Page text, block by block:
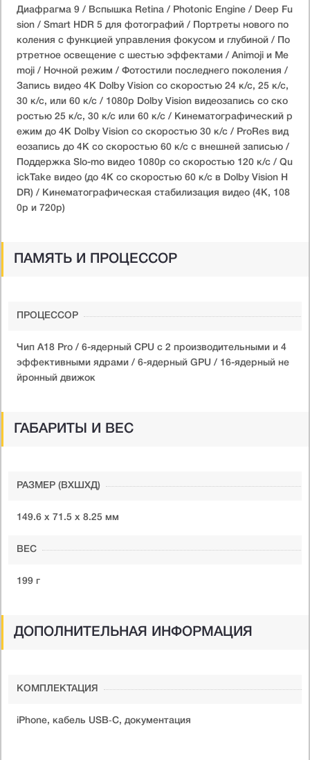
Диафрагма 9 / Вспышка Retina / Photonic Engine / Deep Fu
sion / Smart HDR 5 для фотографий / Портреты нового по
коления с функцией управления фокусом и глубиной / По
ртретное освещение с шестью эффектами / Animoji и Me
moji / Ночной режим / Фотостили последнего поколения /
Запись видео 4K Dolby Vision со скоростью 24 к/с, 25 к/с,
30 к/с, или 60 к/с / 1080p Dolby Vision видеозапись со ско
ростью 25 к/с, 30 к/с или 60 к/с / Кинематографический р
ежим до 4K Dolby Vision со скоростью 30 к/с / ProRes вид
еозапись до 4K со скоростью 60 к/с с внешней записью /
Поддержка Slo-mo видео 1080p со скоростью 120 к/с / Qu
ickTake видео (до 4K со скоростью 60 к/с в Dolby Vision H
DR) / Кинематографическая стабилизация видео (4K, 108
0p и 720p)
ПАМЯТЬ И ПРОЦЕССОР
ПРОЦЕССОР
Чип A18 Pro / 6-ядерный CPU с 2 производительными и 4
эффективными ядрами / 6-ядерный GPU / 16-ядерный не
йронный движок
ГАБАРИТЫ И ВЕС
РАЗМЕР (ВXШXД)
149.6 х 71.5 х 8.25 мм
ВЕС
199 г
ДОПОЛНИТЕЛЬНАЯ ИНФОРМАЦИЯ
КОМПЛЕКТАЦИЯ
iPhone, кабель USB‑C, документация